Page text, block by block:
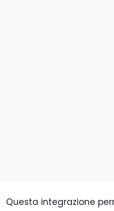
Questa integrazione